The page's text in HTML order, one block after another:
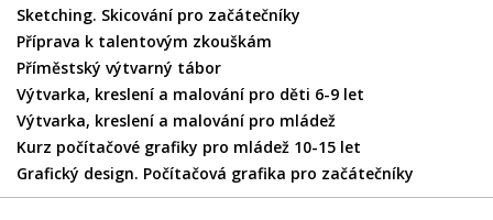
Sketching. Skicování pro začátečníky
Příprava k talentovým zkouškám
Příměstský výtvarný tábor
Výtvarka, kreslení a malování pro děti 6-9 let
Výtvarka, kreslení a malování pro mládež
Kurz počítačové grafiky pro mládež 10-15 let
Grafický design. Počítačová grafika pro začátečníky